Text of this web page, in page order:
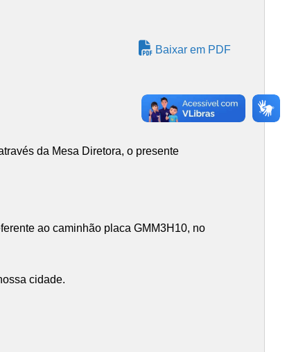
Baixar em PDF
da Mesa Diretora, o presente
ao caminhão placa GMM3H10, no
cidade.